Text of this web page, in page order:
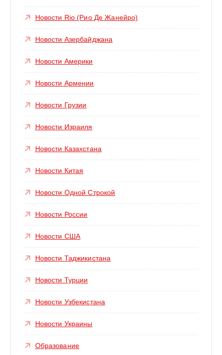
Новости Rio (Рио Де Жанейро)
Новости Азербайджана
Новости Америки
Новости Армении
Новости Грузии
Новости Израиля
Новости Казахстана
Новости Китая
Новости Одной Строкой
Новости России
Новости США
Новости Таджикистана
Новости Турции
Новости Узбекистана
Новости Украины
Образование